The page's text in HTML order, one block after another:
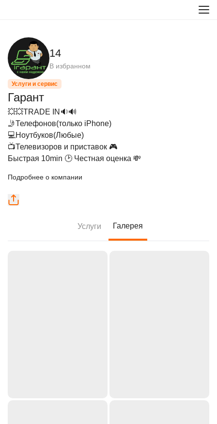
14
В избранном
Услуги и сервис
Гарант
💥💥TRADE IN🔉🔊
🤳Телефонов(только iPhone)
💻Ноутбуков(Любые)
📺Телевизоров и приставок 🎮
Быстрая 10min 🕑 Честная оценка 💸
Подробнее о компании
Услуги Галерея